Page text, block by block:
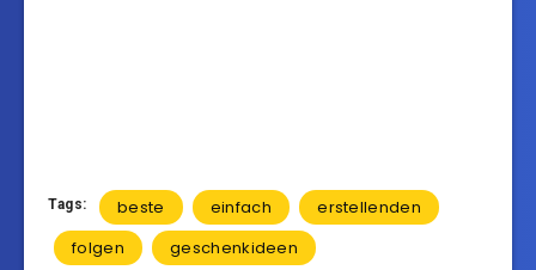
Tags: beste einfach
erstellenden
folgen
geschenkideen